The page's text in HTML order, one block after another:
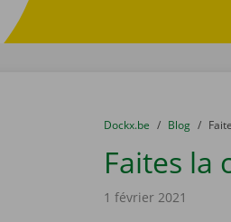
You are here:
du
Dockx.be to
Blog to
Faites la
1 février 2021